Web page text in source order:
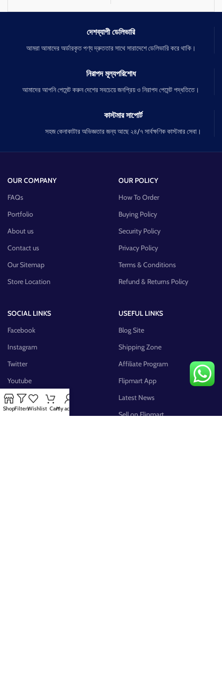
দেশব্যাপী ডেলিভারি
আমরা আমাদের অর্ডারকৃত পণ্য দ্রুততার সাথে সারাদেশে ডেলিভারি করে থাকি।
নিরাপদ মূল্যপরিশোধ
আমাদের আপনি পেমেন্ট করুন দেশের সবচেয়ে জনপ্রিয় ও নিরাপদ পেমেন্ট পদ্ধতিতে।
কাস্টমার সাপোর্ট
সহজ কেনাকাটার অভিজ্ঞতার জন্য আছে ২৪/৭ সার্বক্ষণিক কাস্টমার সেবা।
OUR COMPANY
FAQs
Portfolio
About us
Contact us
Our Sitemap
Store Location
OUR POLICY
How To Order
Buying Policy
Security Policy
Privacy Policy
Terms & Conditions
Refund & Returns Policy
SOCIAL LINKS
Facebook
Instagram
Twitter
Youtube
Pinterest
FB Group
USEFUL LINKS
Blog Site
Shipping Zone
Affiliate Program
Flipmart App
Latest News
Sell on Flipmart
ShopFiltersWishlist CartMy account